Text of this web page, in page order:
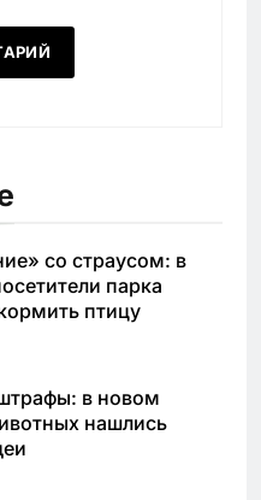
со страусом: в
парка
птицу
в новом
нашлись